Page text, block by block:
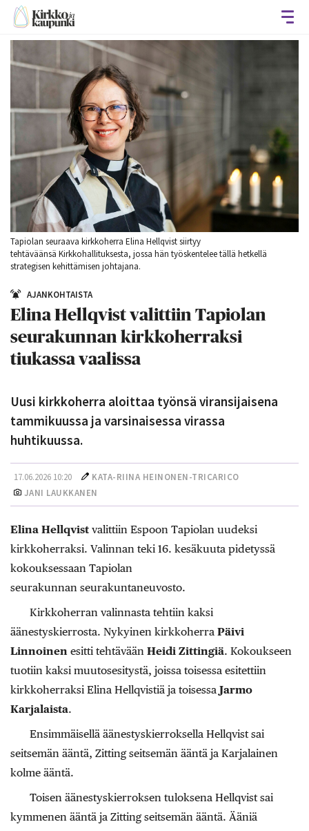
Tapiolan seuraava kirkkoherra Elina Hellqvist siirtyy
tehtäväänsä Kirkkohallituksesta, jossa hän työskentelee tällä hetkellä
strategisen kehittämisen johtajana.
AJANKOHTAISTA
Elina Hellqvist valittiin Tapiolan
seurakunnan kirkkoherraksi
tiukassa vaalissa
Uusi kirkkoherra aloittaa työnsä viransijaisena
tammikuussa ja varsinaisessa virassa
huhtikuussa.
17.06.2026 10:20
KATA-RIINA HEINONEN-TRICARICO
JANI LAUKKANEN
Elina Hellqvist valittiin Espoon Tapiolan uudeksi
kirkkoherraksi. Valinnan teki 16. kesäkuuta pidetyssä
kokouksessaan Tapiolan
seurakunnan seurakuntaneuvosto.
Kirkkoherran valinnasta tehtiin kaksi
äänestyskierrosta. Nykyinen kirkkoherra Päivi
Linnoinen esitti tehtävään Heidi Zittingiä. Kokoukseen
tuotiin kaksi muutosesitystä, joissa toisessa esitettiin
kirkkoherraksi Elina Hellqvistiä ja toisessa Jarmo
Karjalaista.
Ensimmäisellä äänestyskierroksella Hellqvist sai
seitsemän ääntä, Zitting seitsemän ääntä ja Karjalainen
kolme ääntä.
Toisen äänestyskierroksen tuloksena Hellqvist sai
kymmenen ääntä ja Zitting seitsemän ääntä. Ääniä